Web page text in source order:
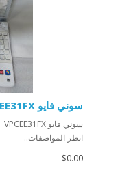
سوني فايو VPCEE31FX
انظر المواصفات..
$0.00